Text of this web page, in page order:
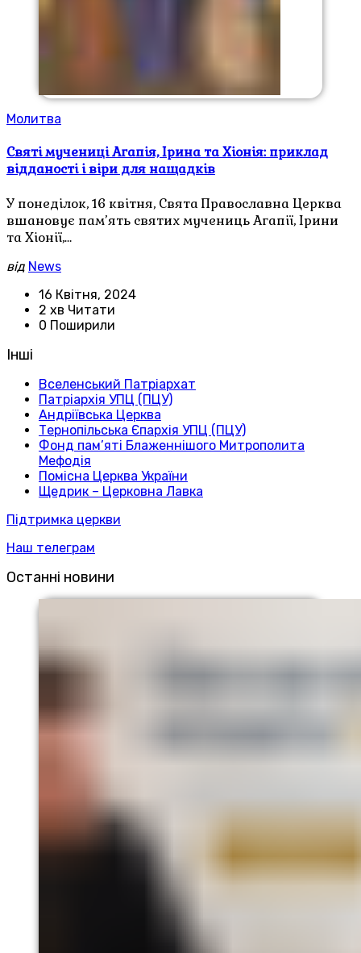
Молитва
Святі мучениці Агапія, Ірина та Хіонія: приклад
відданості і віри для нащадків
У понеділок, 16 квітня, Свята Православна Церква
вшановує пам’ять святих мучениць Агапії, Ірини
та Хіонії,…
від News
16 Квітня, 2024
2 хв Читати
0 Поширили
Інші
Вселенський Патріархат
Патріархія УПЦ (ПЦУ)
Андріївська Церква
Тернопільська Єпархія УПЦ (ПЦУ)
Фонд пам’яті Блаженнішого Митрополита
Мефодія
Помісна Церква України
Щедрик – Церковна Лавка
Підтримка церкви
Наш телеграм
Останні новини